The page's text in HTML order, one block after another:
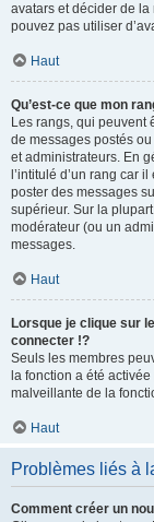
avatars et décider de
pouvez pas utiliser
Haut
Qu’est-ce que mon
Les rangs, qui peuvent
de messages postés
et administrateurs. En
l’intitulé d’un rang car
poster des messages
supérieur. Sur la
modérateur (ou un
messages.
Haut
Lorsque je clique sur
connecter !?
Seuls les membres
la fonction a été
malveillante de la
Haut
Problèmes liés à
Comment créer un